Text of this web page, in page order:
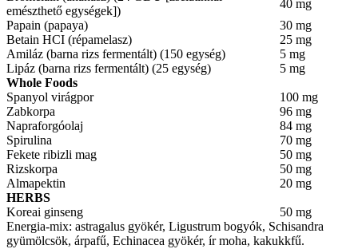
emészthető egységek])
40 mg
Papain (papaya)
30 mg
Betain HCI (répamelasz)
25 mg
Amiláz (barna rizs fermentált) (150 egység)
5 mg
Lipáz (barna rizs fermentált) (25 egység)
5 mg
Whole Foods
Spanyol virágpor
100 mg
Zabkorpa
96 mg
Napraforgóolaj
84 mg
Spirulina
70 mg
Fekete ribizli mag
50 mg
Rizskorpa
50 mg
Almapektin
20 mg
HERBS
Koreai ginseng
50 mg
Energia-mix: astragalus gyökér, Ligustrum bogyók, Schisandra
gyümölcsök, árpafű, Echinacea gyökér, ír moha, kakukkfű.